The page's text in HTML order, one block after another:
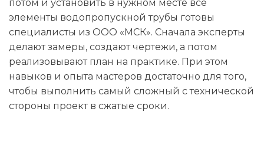
потом и установить в нужном месте все
элементы водопропускной трубы готовы
специалисты из ООО «МСК». Сначала эксперты
делают замеры, создают чертежи, а потом
реализовывают план на практике. При этом
навыков и опыта мастеров достаточно для того,
чтобы выполнить самый сложный с технической
стороны проект в сжатые сроки.